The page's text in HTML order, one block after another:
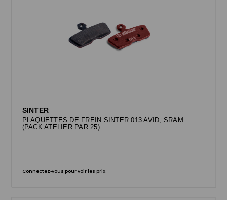
SINTER
PLAQUETTES DE FREIN SINTER 013 AVID, SRAM
(PACK ATELIER PAR 25)
Connectez-vous pour voir les prix.